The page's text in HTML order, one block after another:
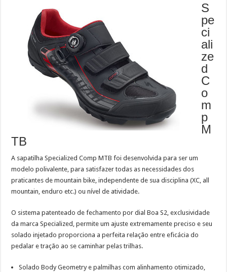
S
pe
ci
ali
ze
d
C
o
m
p
M
TB
A sapatilha Specialized Comp MTB foi desenvolvida para ser um
modelo polivalente, para satisfazer todas as necessidades dos
praticantes de mountain bike, independente de sua disciplina (XC, all
mountain, enduro etc.) ou nível de atividade.
O sistema patenteado de fechamento por dial Boa S2, exclusividade
da marca Specialized, permite um ajuste extremamente preciso e seu
solado injetado proporciona a perfeita relação entre eficácia do
pedalar e tração ao se caminhar pelas trilhas.
Solado Body Geometry e palmilhas com alinhamento otimizado,